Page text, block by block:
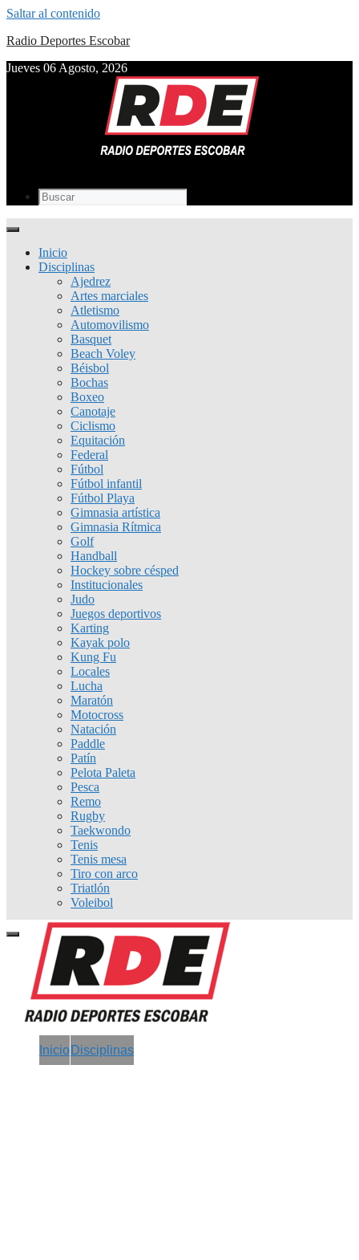
Saltar al contenido
Radio Deportes Escobar
Jueves 06 Agosto, 2026
Inicio
Disciplinas
Ajedrez
Artes marciales
Atletismo
Automovilismo
Basquet
Beach Voley
Béisbol
Bochas
Boxeo
Canotaje
Ciclismo
Equitación
Federal
Fútbol
Fútbol infantil
Fútbol Playa
Gimnasia artística
Gimnasia Rítmica
Golf
Handball
Hockey sobre césped
Institucionales
Judo
Juegos deportivos
Karting
Kayak polo
Kung Fu
Locales
Lucha
Maratón
Motocross
Natación
Paddle
Patín
Pelota Paleta
Pesca
Remo
Rugby
Taekwondo
Tenis
Tenis mesa
Tiro con arco
Triatlón
Voleibol
Inicio Disciplinas